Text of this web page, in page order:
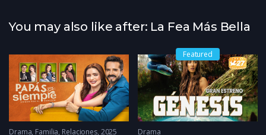
You may also like after: La Fea Más Bella
- 2022
Drama, Familia, Relaciones 2025
Featured
Drama